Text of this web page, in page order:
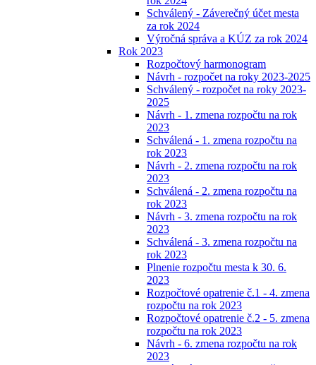
Schválený - Záverečný účet mesta
za rok 2024
Výročná správa a KÚZ za rok 2024
Rok 2023
Rozpočtový harmonogram
Návrh - rozpočet na roky 2023-2025
Schválený - rozpočet na roky 2023-
2025
Návrh - 1. zmena rozpočtu na rok
2023
Schválená - 1. zmena rozpočtu na
rok 2023
Návrh - 2. zmena rozpočtu na rok
2023
Schválená - 2. zmena rozpočtu na
rok 2023
Návrh - 3. zmena rozpočtu na rok
2023
Schválená - 3. zmena rozpočtu na
rok 2023
Plnenie rozpočtu mesta k 30. 6.
2023
Rozpočtové opatrenie č.1 - 4. zmena
rozpočtu na rok 2023
Rozpočtové opatrenie č.2 - 5. zmena
rozpočtu na rok 2023
Návrh - 6. zmena rozpočtu na rok
2023